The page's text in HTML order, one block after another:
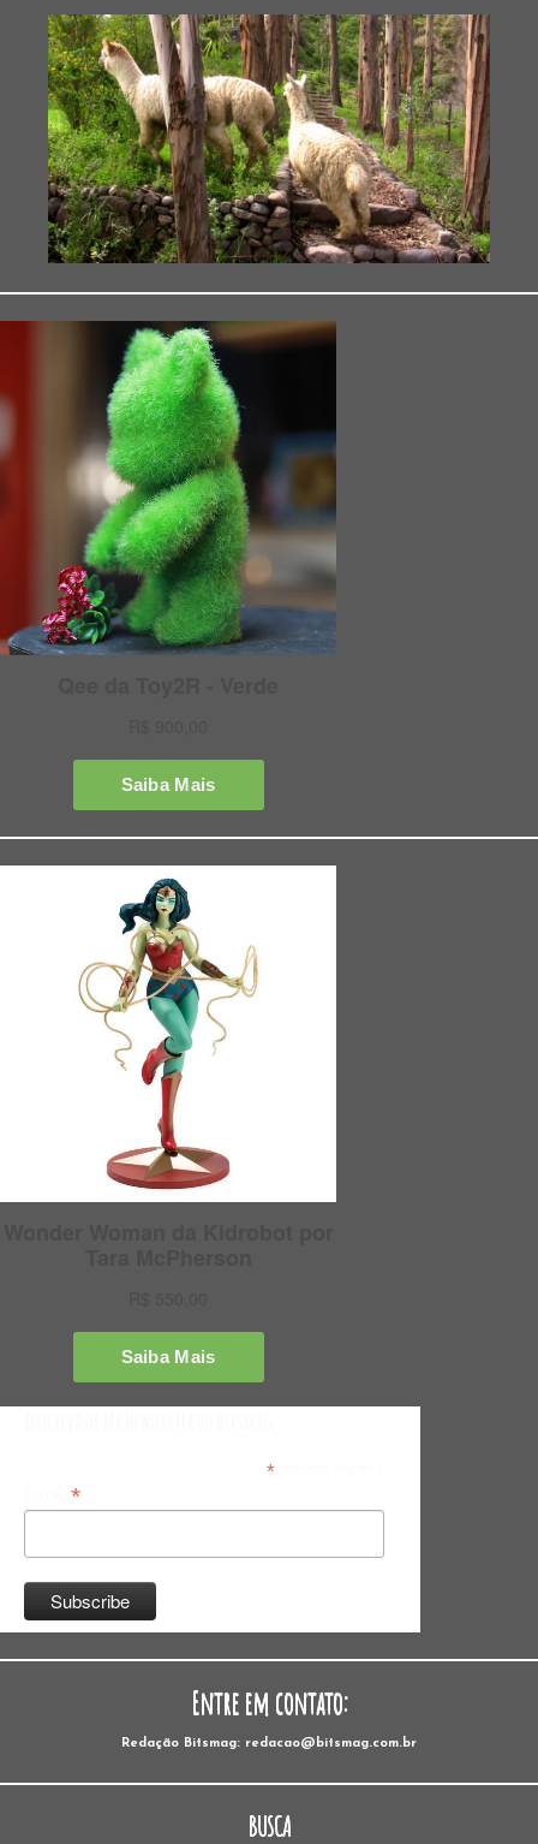
*indicates required
*
Entre em contato:
Redação Bitsmag: redacao@bitsmag.com.br
BUSCA